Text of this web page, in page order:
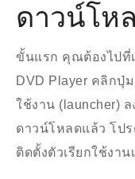
ดาวน์โห
ขั้นแรก คุณต้องไปที่
DVD Player คลิกปุ่ม
ใช้งาน (launcher)
ดาวน์โหลดแล้ว โป
ติดตั้งตัวเรียกใช้งา